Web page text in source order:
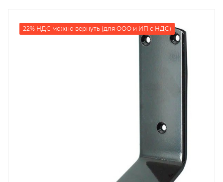
22% НДС можно вернуть (для ООО и ИП с НДС)